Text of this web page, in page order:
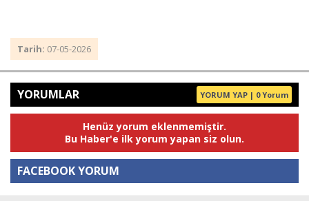
Tarih: 07-05-2026
YORUMLAR YORUM YAP | 0 Yorum
Henüz yorum eklenmemiştir.
Bu Haber'e ilk yorum yapan siz olun.
FACEBOOK YORUM